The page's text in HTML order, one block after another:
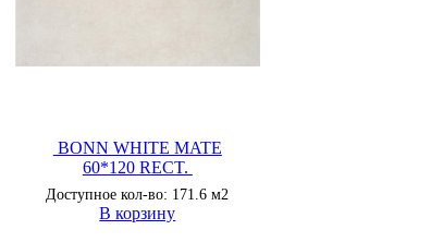
BONN WHITE MATE
60*120 RECT.
Доступное кол-во: 171.6 м2
В корзину